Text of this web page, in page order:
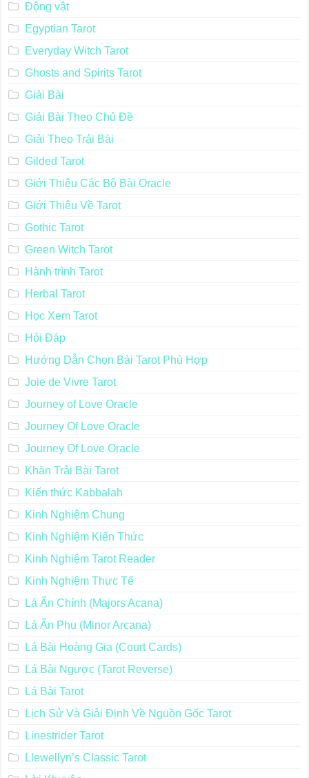
Động vật
Egyptian Tarot
Everyday Witch Tarot
Ghosts and Spirits Tarot
Giải Bài
Giải Bài Theo Chủ Đề
Giải Theo Trải Bài
Gilded Tarot
Giới Thiệu Các Bộ Bài Oracle
Giới Thiệu Về Tarot
Gothic Tarot
Green Witch Tarot
Hành trình Tarot
Herbal Tarot
Học Xem Tarot
Hỏi Đáp
Hướng Dẫn Chọn Bài Tarot Phù Hợp
Joie de Vivre Tarot
Journey of Love Oracle
Journey Of Love Oracle
Journey Of Love Oracle
Khăn Trải Bài Tarot
Kiến thức Kabbalah
Kinh Nghiệm Chung
Kinh Nghiệm Kiến Thức
Kinh Nghiệm Tarot Reader
Kinh Nghiệm Thực Tế
Lá Ẩn Chính (Majors Acana)
Lá Ẩn Phụ (Minor Arcana)
Lá Bài Hoàng Gia (Court Cards)
Lá Bài Ngược (Tarot Reverse)
Lá Bài Tarot
Lịch Sử Và Giải Định Về Nguồn Gốc Tarot
Linestrider Tarot
Llewellyn’s Classic Tarot